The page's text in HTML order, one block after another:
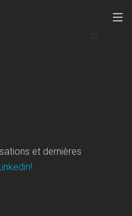
et dernières